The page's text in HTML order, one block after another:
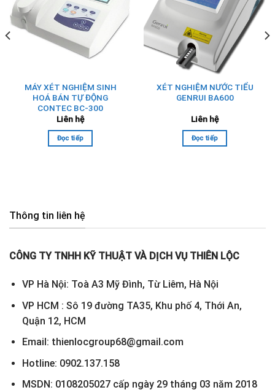
MÁY XÉT NGHIỆM SINH
HOÁ BÁN TỰ ĐỘNG
CONTEC BC-300
Liên hệ
Đọc tiếp
XÉT NGHIỆM NƯỚC TIỂU
GENRUI BA600
Liên hệ
Đọc tiếp
Thông tin liên hệ
CÔNG TY TNHH KỸ THUẬT VÀ DỊCH VỤ THIÊN LỘC
VP Hà Nội: Toà A3 Mỹ Đình, Từ Liêm, Hà Nội
VP HCM : Sô 19 đường TA35, Khu phố 4, Thới An,
Quận 12, HCM
Email: thienlocgroup68@gmail.com
Hotline: 0902.137.158
MSDN: 0108205027 cấp ngày 29 tháng 03 năm 2018